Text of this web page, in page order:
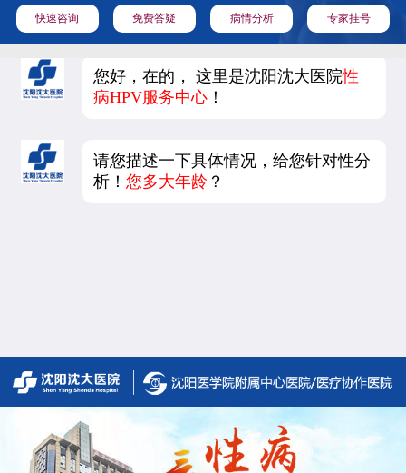
快速咨询 免费答疑 病情分析 专家挂号
您好，在的， 这里是沈阳沈大医院性
病HPV服务中心 ！
请您描述一下具体情况，给您针对性分
析！您多大年龄 ？